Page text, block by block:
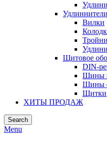
Вилки
Щитовое
DIN-
Шины
Шины
Щитки
ХИТЫ ПРОДАЖ
Search
Menu